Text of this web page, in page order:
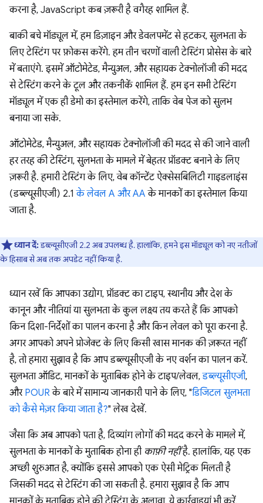
करना है, JavaScript कब ज़रूरी है वगैरह शामिल हैं.
बाकी बचे मॉड्यूल में, हम डिज़ाइन और डेवलपमेंट से हटकर, सुलभता के
लिए टेस्टिंग पर फ़ोकस करेंगे. हम तीन चरणों वाली टेस्टिंग प्रोसेस के बारे
में बताएंगे. इसमें ऑटोमेटेड, मैन्युअल, और सहायक टेक्नोलॉजी की मदद
से टेस्टिंग करने के टूल और तकनीकें शामिल हैं. हम इन सभी टेस्टिंग
मॉड्यूल में एक ही डेमो का इस्तेमाल करेंगे, ताकि वेब पेज को सुलभ
बनाया जा सके.
ऑटोमेटेड, मैन्युअल, और सहायक टेक्नोलॉजी की मदद से की जाने वाली
हर तरह की टेस्टिंग, सुलभता के मामले में बेहतर प्रॉडक्ट बनाने के लिए
ज़रूरी है. हमारी टेस्टिंग के लिए, वेब कॉन्टेंट ऐक्सेसबिलिटी गाइडलाइंस
(डब्ल्यूसीएजी) 2.1के लेवल A और AAके मानकों का इस्तेमाल किया
जाता है.
ध्यान दें:डब्ल्यूसीएजी 2.2 अब उपलब्ध है. हालांकि, हमने इस मॉड्यूल को नए नतीजों
के हिसाब से अब तक अपडेट नहीं किया है.
ध्यान रखें कि आपका उद्योग, प्रॉडक्ट का टाइप, स्थानीय और देश के
कानून और नीतियां या सुलभता के कुल लक्ष्य तय करते हैं कि आपको
किन दिशा-निर्देशों का पालन करना है और किन लेवल को पूरा करना है.
अगर आपको अपने प्रोजेक्ट के लिए किसी खास मानक की ज़रूरत नहीं
है, तो हमारा सुझाव है कि आप डब्ल्यूसीएजी के नए वर्शन का पालन करें.
सुलभता ऑडिट, मानकों के मुताबिक होने के टाइप/लेवल,डब्ल्यूसीएजी,
और POURके बारे में सामान्य जानकारी पाने के लिए, "डिजिटल सुलभता
को कैसे मेज़र किया जाता है?" लेख देखें.
जैसा कि अब आपको पता है, दिव्यांग लोगों की मदद करने के मामले में,
सुलभता के मानकों के मुताबिक होना ही काफ़ी नहींहै. हालांकि, यह एक
अच्छी शुरुआत है, क्योंकि इससे आपको एक ऐसी मेट्रिक मिलती है
जिसकी मदद से टेस्टिंग की जा सकती है. हमारा सुझाव है कि आप